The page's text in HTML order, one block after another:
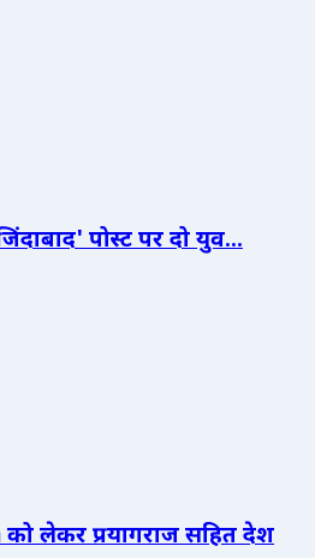
पोस्ट पर दो युव...
लेकर प्रयागराज सहित देश